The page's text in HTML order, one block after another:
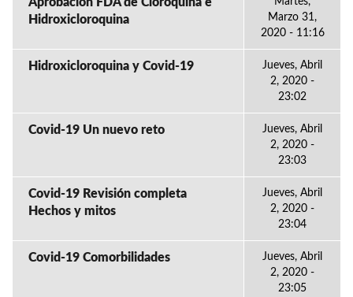
Hidroxicloroquina
Marzo 31,
2020 - 11:16
Hidroxicloroquina y Covid-19
Jueves, Abril
2, 2020 -
23:02
Covid-19 Un nuevo reto
Jueves, Abril
2, 2020 -
23:03
Covid-19 Revisión completa
Hechos y mitos
Jueves, Abril
2, 2020 -
23:04
Covid-19 Comorbilidades
Jueves, Abril
2, 2020 -
23:05